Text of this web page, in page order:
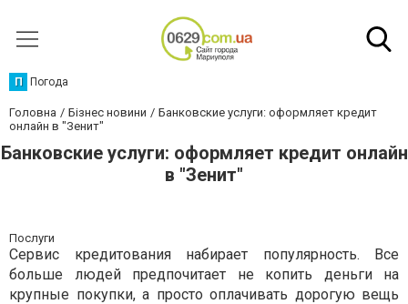
П Погода
Головна Бізнес новини
Банковские услуги: оформляет кредит
онлайн в "Зенит"
Банковские услуги: оформляет кредит онлайн
в "Зенит"
Послуги
Сервис кредитования набирает популярность. Все
больше людей предпочитает не копить деньги на
крупные покупки, а просто оплачивать дорогую вещь